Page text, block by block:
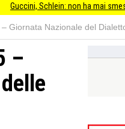
non ha mai smesso di stare
Giornata Nazionale del
–